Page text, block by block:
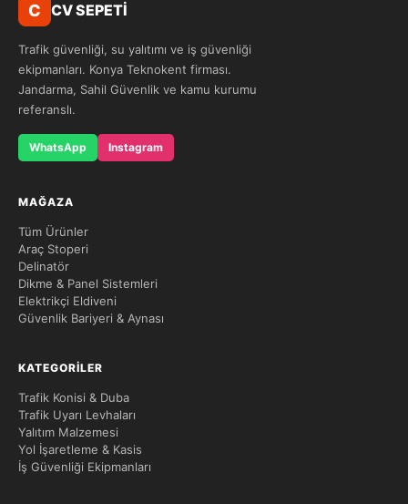
C CV SEPETİ
Trafik güvenliği, su yalıtımı ve iş güvenliği
ekipmanları. Konya Teknokent firması.
Jandarma, Sahil Güvenlik ve kamu kurumu
referanslı.
WhatsApp Instagram
MAĞAZA
Tüm Ürünler
Araç Stoperi
Delinatör
Dikme & Panel Sistemleri
Elektrikçi Eldiveni
Güvenlik Bariyeri & Aynası
KATEGORILER
Trafik Konisi & Duba
Trafik Uyarı Levhaları
Yalıtım Malzemesi
Yol İşaretleme & Kasis
İş Güvenliği Ekipmanları